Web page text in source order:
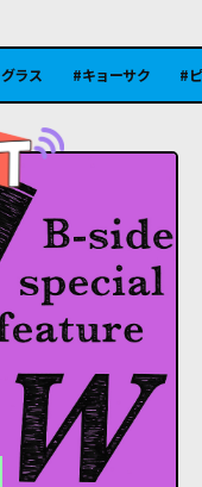
キョーサク ピラミッド